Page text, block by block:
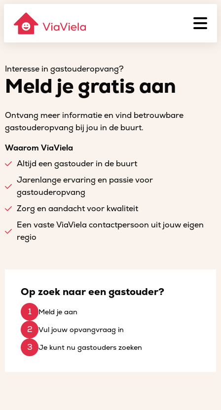
Interesse in gastouderopvang?
Meld je gratis aan
Ontvang meer informatie en vind betrouwbare
gastouderopvang bij jou in de buurt.
Waarom ViaViela
Altijd een gastouder in de buurt
Jarenlange ervaring en passie voor
gastouderopvang
Zorg en aandacht voor kwaliteit
Een vaste ViaViela contactpersoon uit jouw eigen
regio
Op zoek naar een gastouder?
Meld je aan
Vul jouw opvangvraag in
Je kunt nu gastouders zoeken